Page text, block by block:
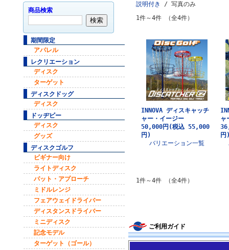
商品検索
期間限定
アパレル
レクリエーション
ディスク
ターゲット
ディスクドッグ
ディスク
ドッヂビー
ディスク
グッズ
ディスクゴルフ
ビギナー向け
ライトディスク
パット・アプローチ
ミドルレンジ
フェアウェイドライバー
ディスタンスドライバー
ミニディスク
記念モデル
ターゲット（ゴール）
説明付き
/ 写真のみ
1件～4件 （全4件）
INNOVA ディスキャッチ
ャー・イージー
50,000円 (税込 55,000
円)
バリエーション一覧
ャ
円
1件～4件 （全4件）
ご利用ガイド